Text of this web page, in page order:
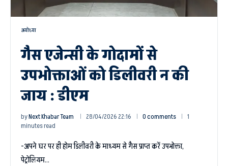
अयोध्या
गैस एजेन्सी के गोदामों से
उपभोक्ताओं को डिलीवरी न की
जाय : डीएम
byNext Khabar Team 28/04/2026 22:16 0 comments
1
minutes read
-अपने घर पर ही होम डिलीवरी के माध्यम से गैस प्राप्त करें उपभोक्ता,
पेट्रोलियम…